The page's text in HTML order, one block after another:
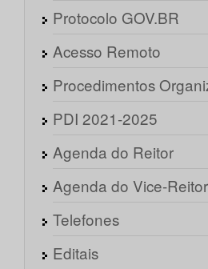
Protocolo GOV.BR
Acesso Remoto
Procedimentos
PDI 2021-2025
Agenda do Reitor
Agenda do Vice-Reitor
Telefones
Editais